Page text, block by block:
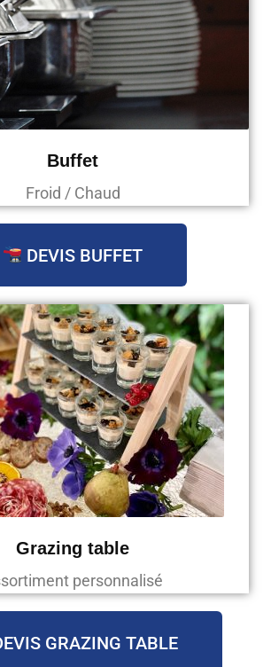
Buffet
Froid / Chaud
DEVIS BUFFET
Grazing table
personnalisé
GRAZING TABLE